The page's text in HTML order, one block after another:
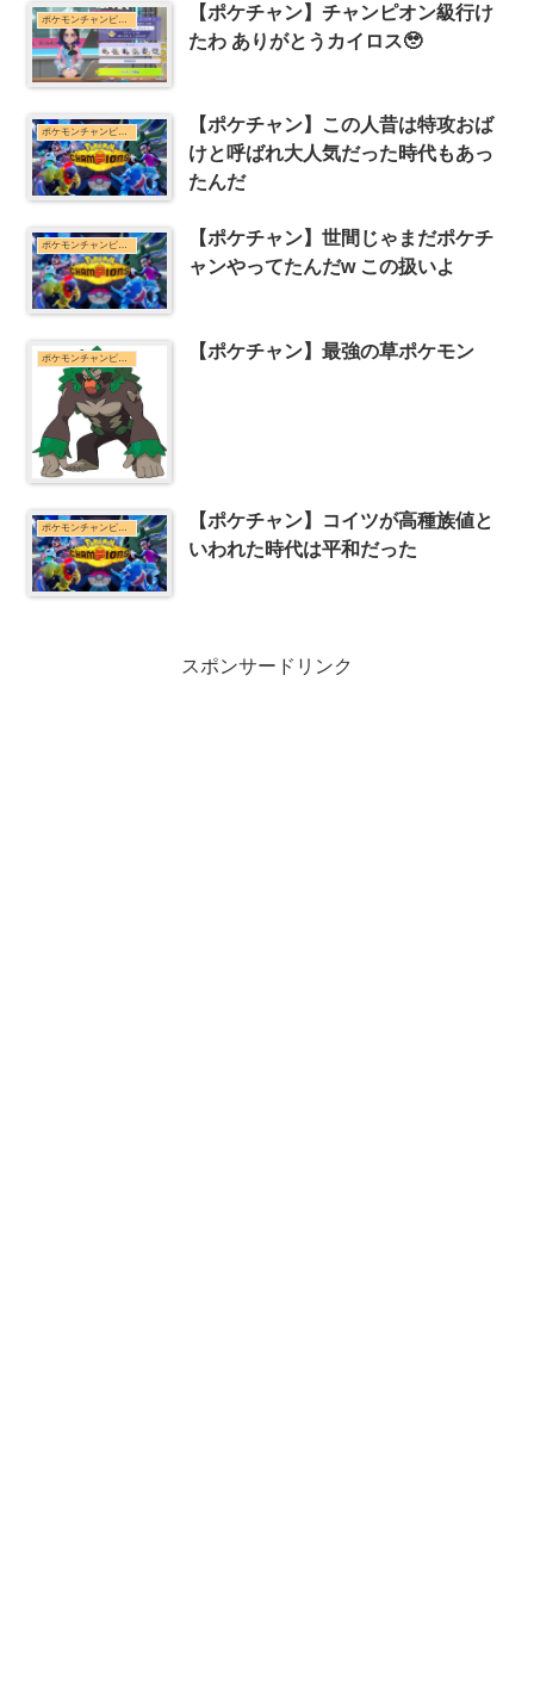
【ポケチャン】チャンピオン級行け
たわ ありがとうカイロス🥹
ポケモンチャンピオンズまとめ
【ポケチャン】この人昔は特攻おば
けと呼ばれ大人気だった時代もあっ
たんだ
ポケモンチャンピオンズまとめ
【ポケチャン】世間じゃまだポケチ
ャンやってたんだw この扱いよ
ポケモンチャンピオンズまとめ 【ポケチャン】最強の草ポケモン
ポケモンチャンピオンズまとめ
【ポケチャン】コイツが高種族値と
いわれた時代は平和だった
スポンサードリンク